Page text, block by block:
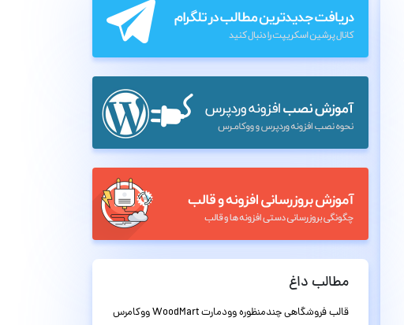
مطالب داغ
قالب فروشگاهی چندمنظوره وودمارت WoodMart ووکامرس